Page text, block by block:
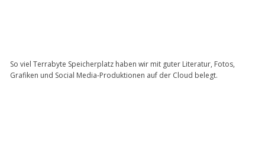
So viel Terrabyte Speicherplatz haben wir mit guter Literatur, Fotos,
Grafiken und Social Media-Produktionen auf der Cloud belegt.